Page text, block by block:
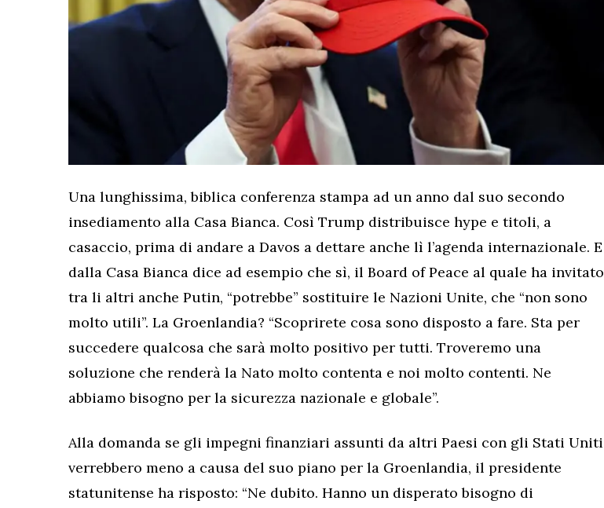
Una lunghissima, biblica conferenza stampa ad un anno dal suo secondo
insediamento alla Casa Bianca. Così Trump distribuisce hype e titoli, a
casaccio, prima di andare a Davos a dettare anche lì l’agenda internazionale. E
dalla Casa Bianca dice ad esempio che sì, il Board of Peace al quale ha invitato
tra li altri anche Putin, “potrebbe” sostituire le Nazioni Unite, che “non sono
molto utili”. La Groenlandia? “Scoprirete cosa sono disposto a fare. Sta per
succedere qualcosa che sarà molto positivo per tutti. Troveremo una
soluzione che renderà la Nato molto contenta e noi molto contenti. Ne
abbiamo bisogno per la sicurezza nazionale e globale”.
Alla domanda se gli impegni finanziari assunti da altri Paesi con gli Stati Uniti
verrebbero meno a causa del suo piano per la Groenlandia, il presidente
statunitense ha risposto: “Ne dubito. Hanno un disperato bisogno di